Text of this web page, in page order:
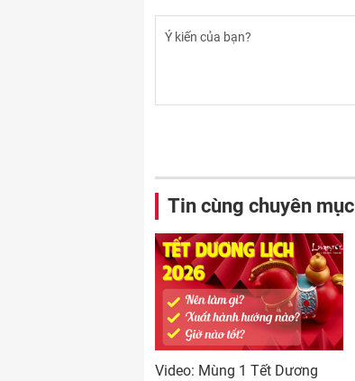
Tin cùng chuyên mục
Video: Mùng 1 Tết Dương